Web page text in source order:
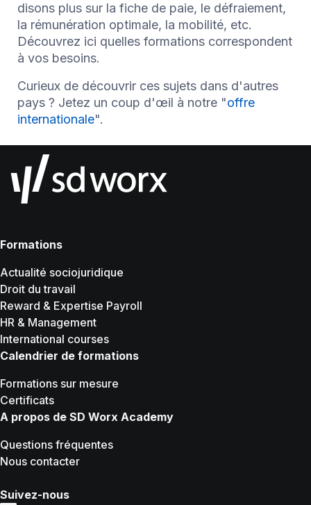
disons plus sur la fiche de paie, le défraiement,
la rémunération optimale, la mobilité, etc.
Découvrez ici quelles formations correspondent
à vos besoins.
Curieux de découvrir ces sujets dans d'autres
pays ? Jetez un coup d'œil à notre "offre
internationale".
Formations
Actualité sociojuridique
Droit du travail
Reward & Expertise Payroll
HR & Management
International courses
Calendrier de formations
Formations sur mesure
Certificats
A propos de SD Worx Academy
Questions fréquentes
Nous contacter
Suivez-nous